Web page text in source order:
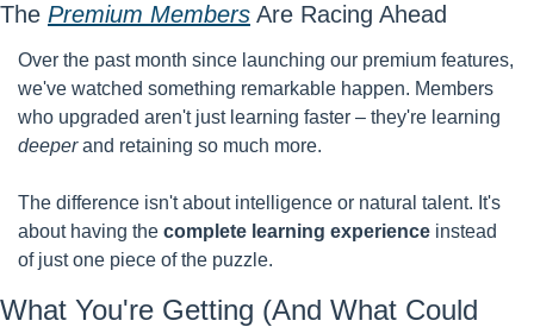
The Premium Members Are Racing Ahead
Over the past month since launching our premium features,
we've watched something remarkable happen. Members
deeper and retaining so much more.
The difference isn't about intelligence or natural talent. It's
about having the complete learning experience instead
of just one piece of the puzzle.
What You're Getting (And What Could